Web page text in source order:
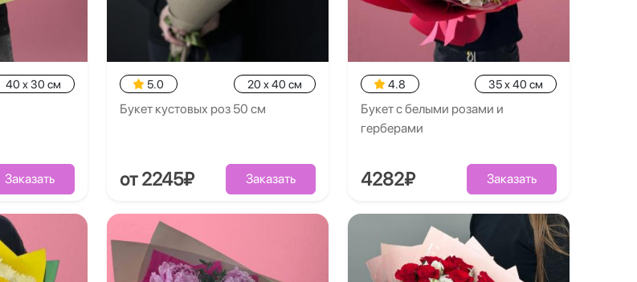
40 x 30 см
Заказать
5.0 20 x 40 см
Букет кустовых роз 50 см
от 2245₽ Заказать
4.8 35 x 40 см
Букет с белыми розами и
герберами
4282₽ Заказать